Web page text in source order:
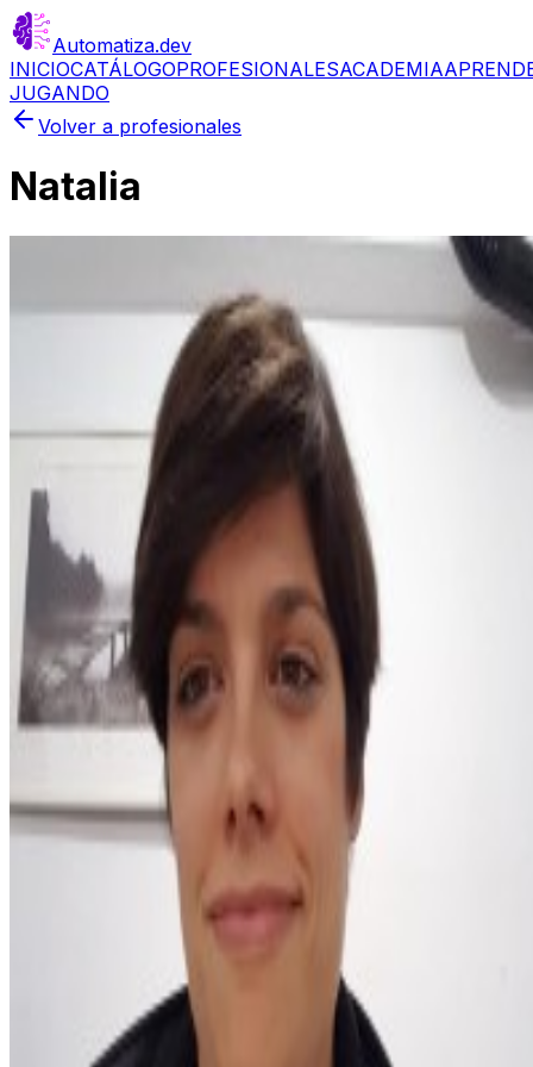
Automatiza.dev
INICIOCATÁLOGOPROFESIONALESACADEMIA
JUGANDO
Volver a profesionales
Natalia
3 jun 2026
Este perfil aún no está completo ni validado. Antes de
tomar una decisión, revisa cuidadosamente la
información disponible.
Automatiza.dev
CATÁLOGO
ACADEMIABLOG
SOBRE
FRANCISCO
ENVIAR FEEDBACK
© 2024 Automatiza.dev. Todos los derechos
reservados.
Descargo de responsabilidad:
Este no una plataforma
oficial de Make.com.
Make no brinda soporte de estas plantillas.
Términos y condiciones
Configuración de cookies